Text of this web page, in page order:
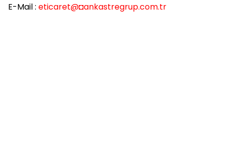
E-Mail : eticaret@◘ankastregrup.com.tr